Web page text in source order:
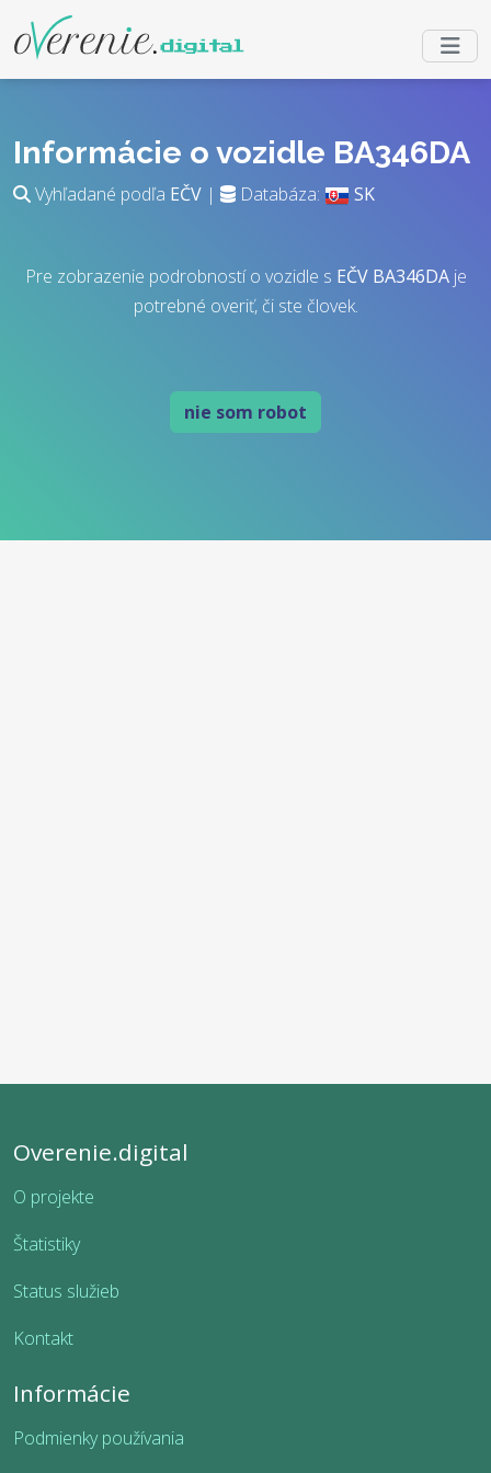
Informácie o vozidle BA346DA
Vyhľadané podľa EČV | Databáza: SK
Pre zobrazenie podrobností o vozidle s EČV BA346DAje
potrebné overiť, či ste človek.
nie som robot
Overenie.digital
O projekte
Štatistiky
Status služieb
Kontakt
Informácie
Podmienky používania